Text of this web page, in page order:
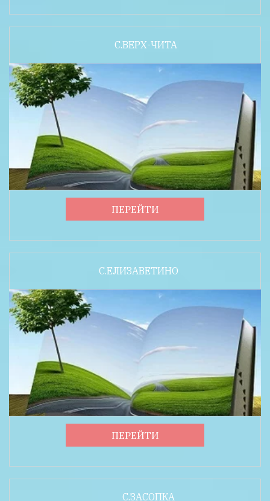
С.ВЕРХ-ЧИТА
ПЕРЕЙТИ
С.ЕЛИЗАВЕТИНО
ПЕРЕЙТИ
С.ЗАСОПКА